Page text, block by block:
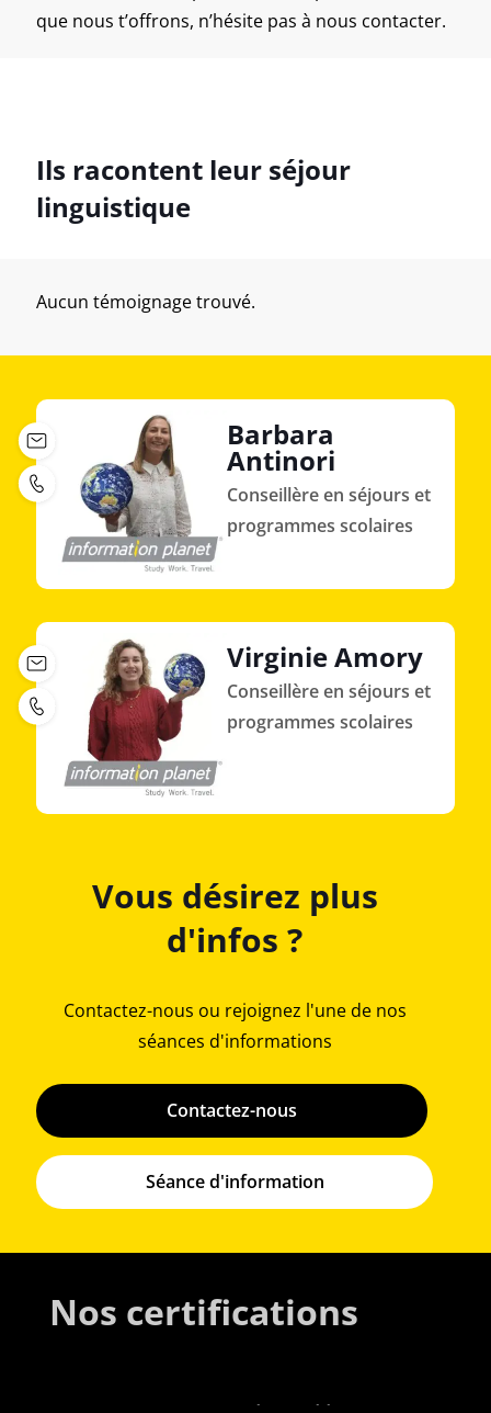
que nous t’offrons, n’hésite pas à nous contacter.
Ils racontent leur séjour
linguistique
Aucun témoignage trouvé.
Vous désirez plus
d'infos ?
Contactez-nous ou rejoignez l'une de nos
séances d'informations
Contactez-nous
Séance d'information
Barbara
Antinori
Conseillère en séjours et
programmes scolaires
Virginie Amory
Conseillère en séjours et
programmes scolaires
Nos certifications